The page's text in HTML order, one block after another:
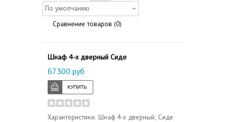
По умолчанию
Сравнение товаров (0)
Шкаф 4-х дверный Сиде
67300 руб
Характеристики: Шкаф 4-х дверный, Сиде